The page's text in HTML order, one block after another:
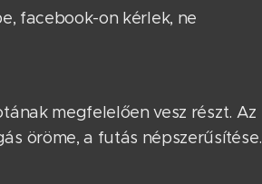
facebook-on kérlek, ne
megfelelően vesz részt. Az
öröme, a futás népszerűsítése.